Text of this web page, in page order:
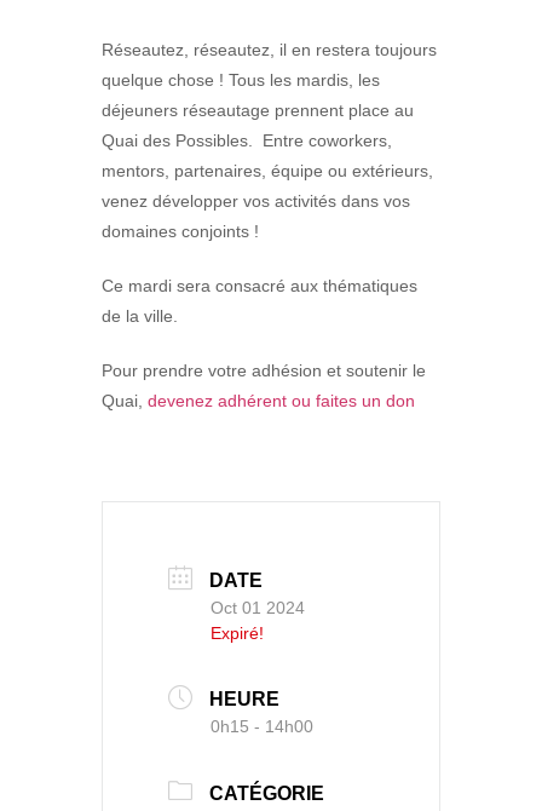
Réseautez, réseautez, il en restera toujours
quelque chose ! Tous les mardis, les
déjeuners réseautage prennent place au
Quai des Possibles. Entre coworkers,
mentors, partenaires, équipe ou extérieurs,
venez développer vos activités dans vos
domaines conjoints !
Ce mardi sera consacré aux thématiques
de la ville.
Pour prendre votre adhésion et soutenir le
Quai, devenez adhérent ou faites un don
DATE
Oct 01 2024
Expiré!
HEURE
0h15 - 14h00
CATÉGORIE